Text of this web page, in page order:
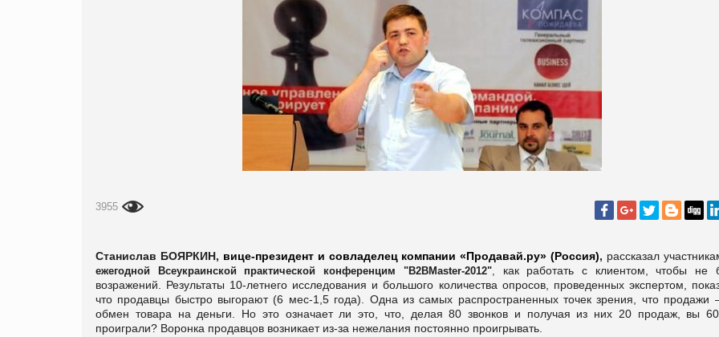
3955
Станислав БОЯРКИН, вице-президент и совладелец компании «Продавай.ру» (Россия), рассказал
ежегодной Всеукраинской практической конференцим "В2ВMaster-2012",
как работать с клиентом, чтобы не
возражений. Результаты 10-летнего исследования и большого количества опросов, проведенных экспертом,
что продавцы быстро выгорают (6 мес-1,5 года). Одна из самых распространенных точек зрения, что продажи
обмен товара на деньги. Но это означает ли это, что, делая 80 звонков и получая из них 20 продаж, вы
проиграли? Воронка продавцов возникает из-за нежелания постоянно проигрывать.